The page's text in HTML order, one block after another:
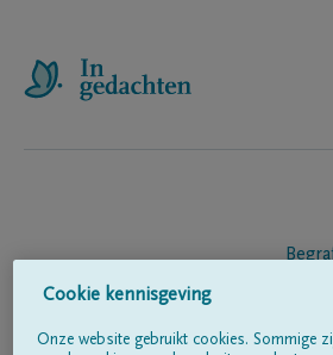
Cookie kennisgeving
Onze website gebruikt cookies. Sommige